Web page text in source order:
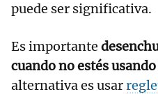
puede ser significativa.
Es importante
cuando no estés
alternativa es usar